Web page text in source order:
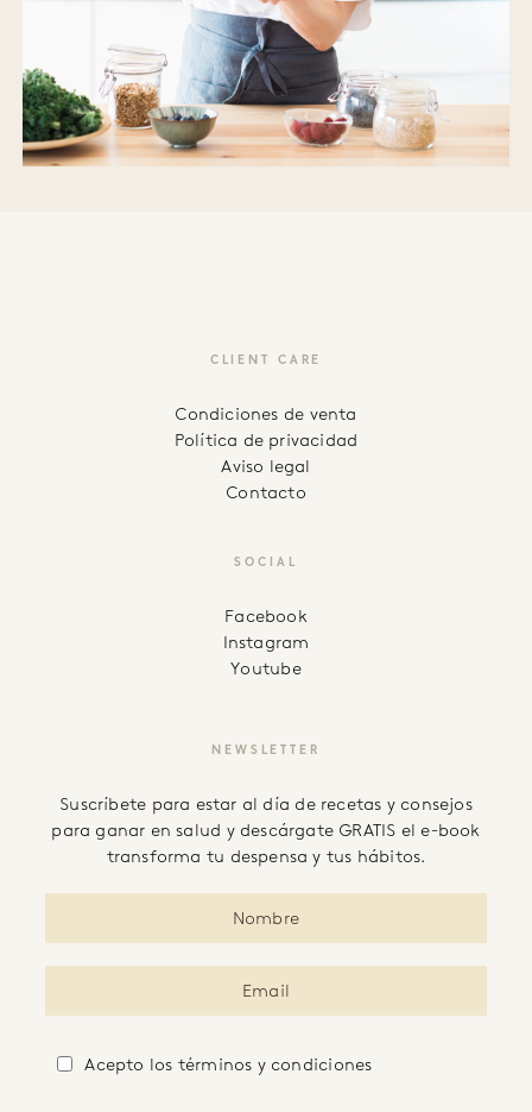
CLIENT CARE
Condiciones de venta
Política de privacidad
Aviso legal
Contacto
SOCIAL
facebook
instagram
youtube
NEWSLETTER
Suscríbete para estar al día de recetas y consejos
para ganar en salud y descárgate GRATIS el e-book
transforma tu despensa y tus hábitos.
Acepto los términos y condiciones